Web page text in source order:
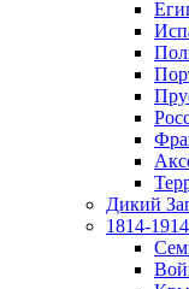
Дикий
1814-1914